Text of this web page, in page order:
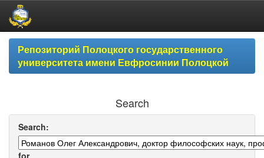
Skip
navigationРепозиторий Полоцкого государственного
университета имени Евфросинии Полоцкой
Search
Search:
for